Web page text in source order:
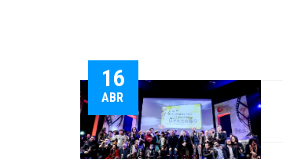
16
ABR